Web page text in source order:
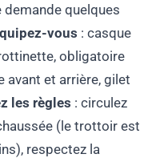
quelques
vous : casque
obligatoire
avant et arrière, gilet
les règles : circulez
(le trottoir est
respectez la